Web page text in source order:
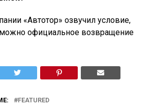
«Автотор» озвучил условие,
официальное возвращение
FEATURED